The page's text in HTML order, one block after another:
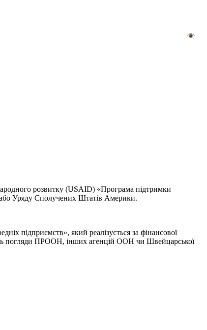
розвитку (USAID) «Програма підтримки
або Уряду Сполучених Штатів Америки.
підприємств», який реалізується за фінансової
погляди ПРООН, інших агенцій ООН чи Швейцарської